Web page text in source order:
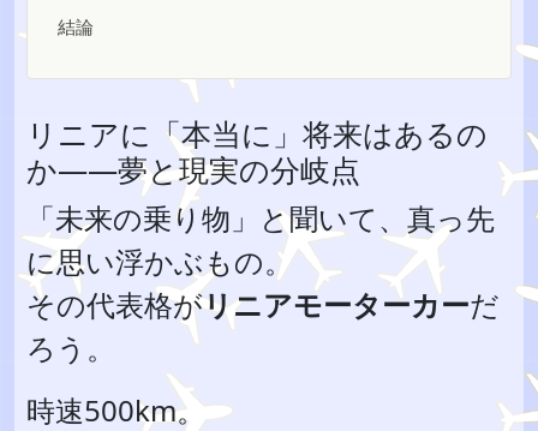
結論
リニアに「本当に」将来はあるの
か――夢と現実の分岐点
「未来の乗り物」と聞いて、真っ先
に思い浮かぶもの。
その代表格がリニアモーターカーだ
ろう。
時速500km。